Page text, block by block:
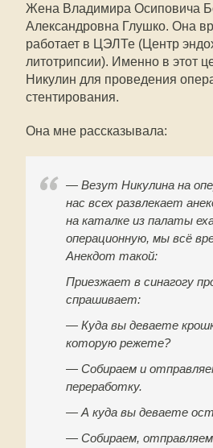
Жена Владимира Осиповича
Александровна Глушко. Она
работает в ЦЭЛТе (Центр
литотрипсии). Именно в этот
Никулин для проведения
стентирования.
Она мне рассказывала:
— Везут Никулина на
нас всех развлекает
на каталке из палаты
операционную, мы всё
Анекдот такой:
Приезжает в синагогу
спрашивает:
— Куда вы деваете
которую режете?
— Собираем и
переработку.
— А куда вы деваете
— Собираем,